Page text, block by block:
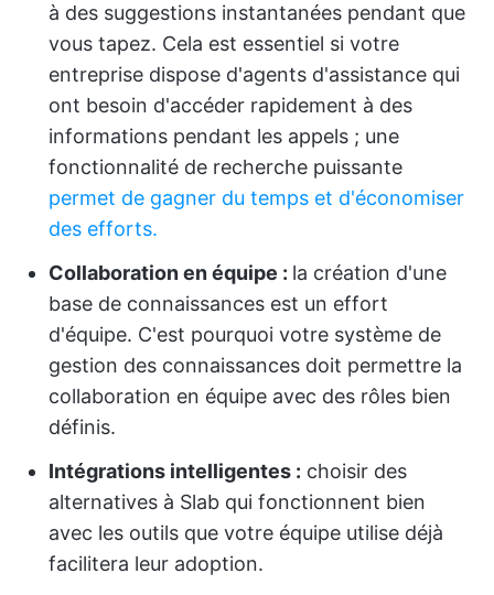
à des suggestions instantanées pendant que
vous tapez. Cela est essentiel si votre
entreprise dispose d'agents d'assistance qui
ont besoin d'accéder rapidement à des
informations pendant les appels ; une
fonctionnalité de recherche puissante
permet de gagner du temps et d'économiser
des efforts.
Collaboration en équipe : la création d'une
base de connaissances est un effort
d'équipe. C'est pourquoi votre système de
gestion des connaissances doit permettre la
collaboration en équipe avec des rôles bien
définis.
Intégrations intelligentes : choisir des
alternatives à Slab qui fonctionnent bien
avec les outils que votre équipe utilise déjà
facilitera leur adoption.